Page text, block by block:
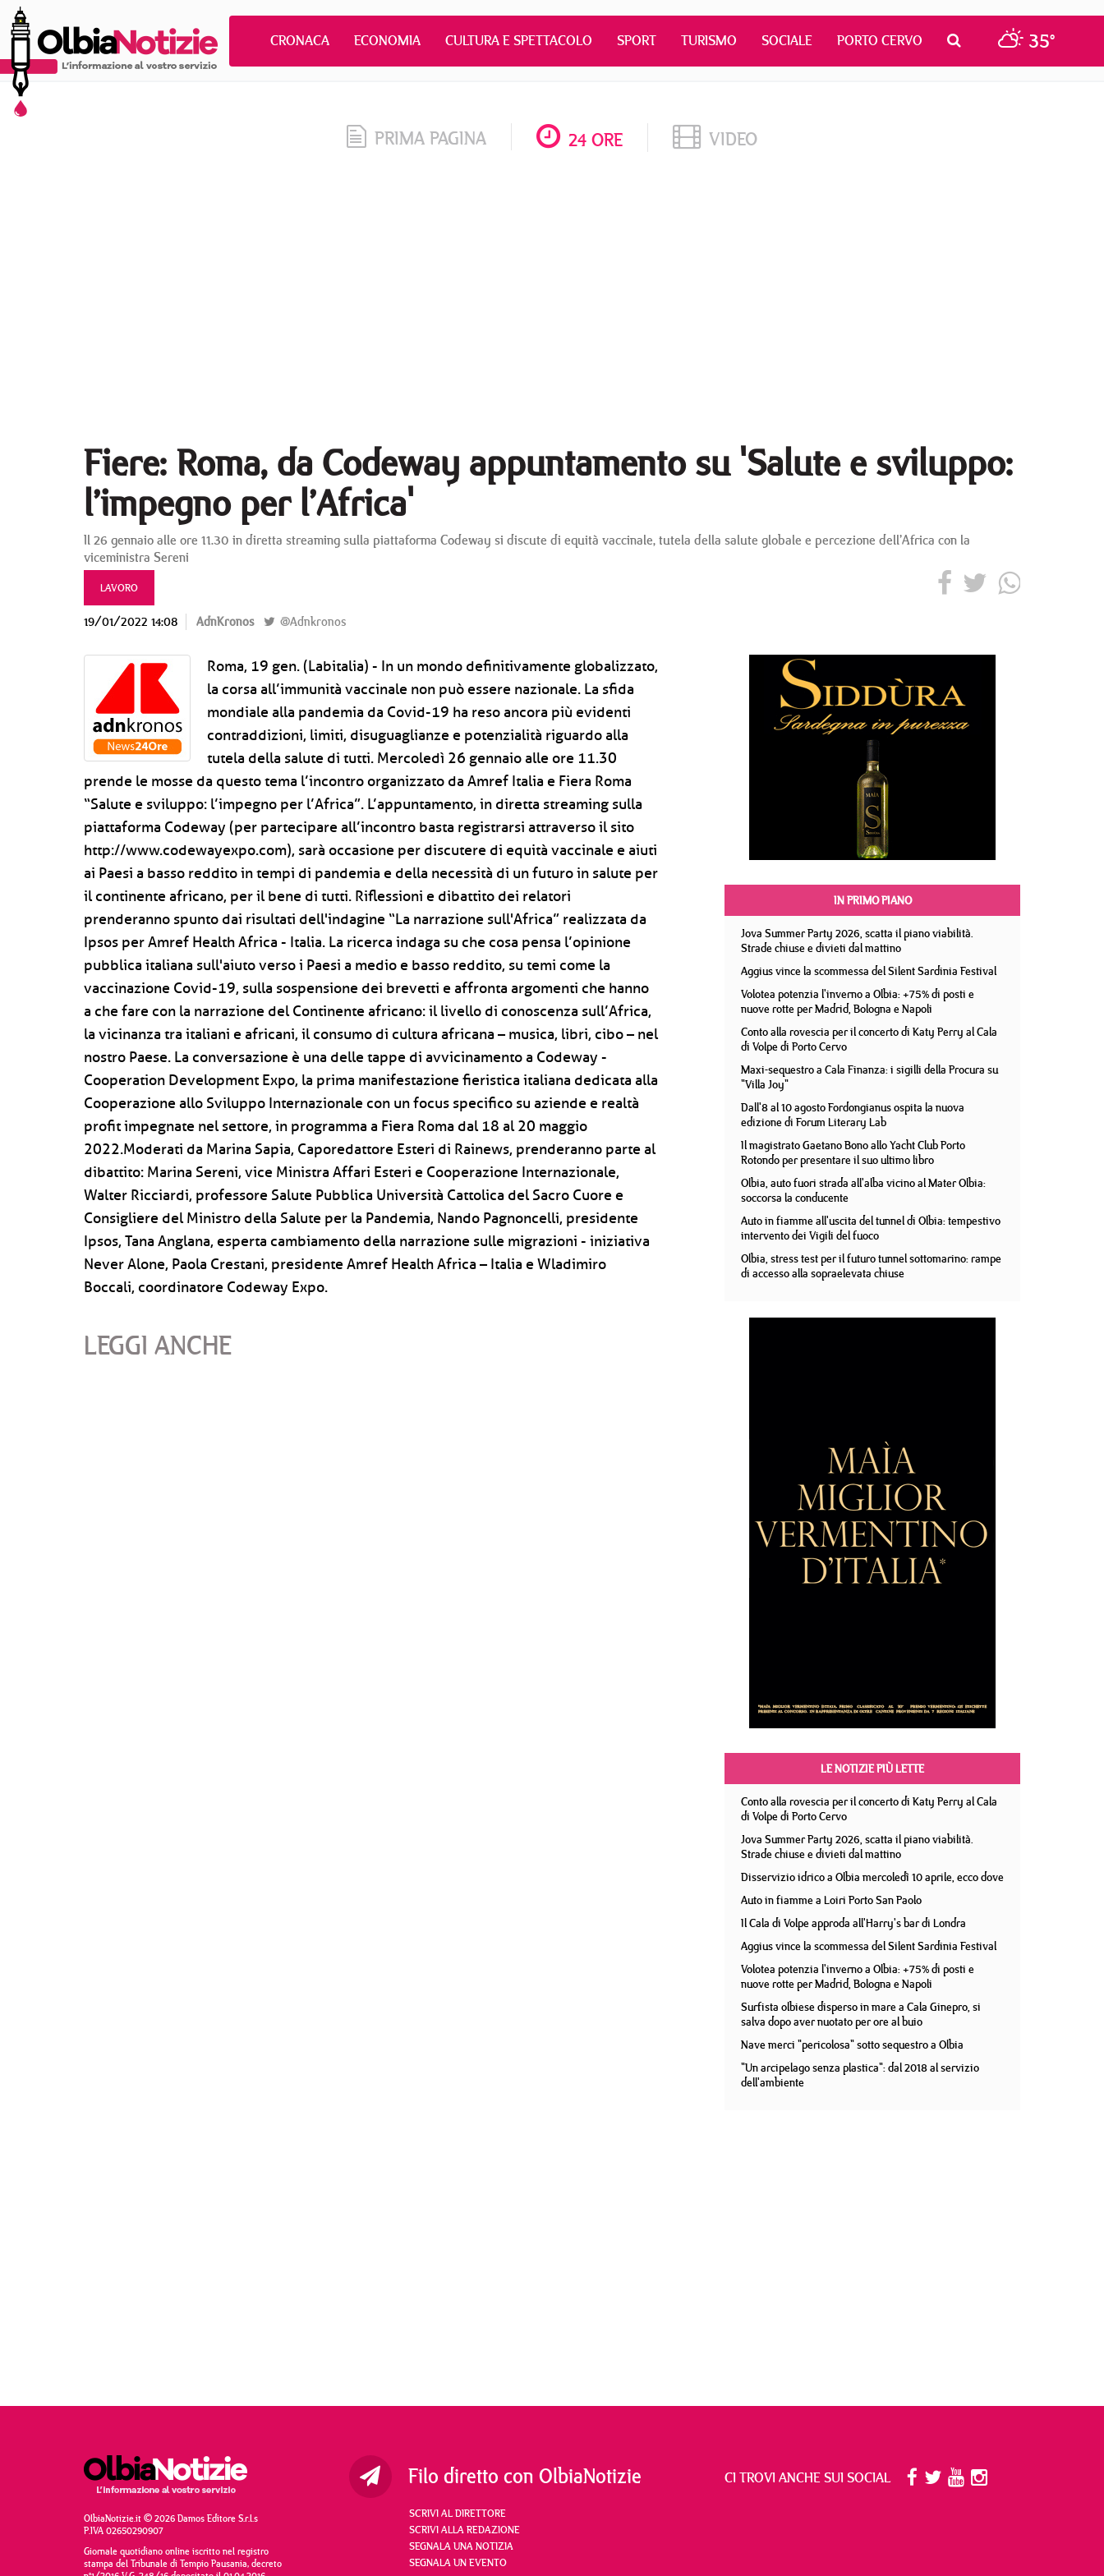
CRONACA ECONOMIA CULTURA E SPETTACOLO SPORT TURISMO SOCIALE PORTO CERVO 35°
PRIMA PAGINA 24 ORE VIDEO
Fiere: Roma, da Codeway appuntamento su 'Salute e sviluppo:
l’impegno per l’Africa'
Il 26 gennaio alle ore 11.30 in diretta streaming sulla piattaforma Codeway si discute di equità vaccinale, tutela della salute globale e percezione dell’Africa con la
viceministra Sereni
LAVORO
19/01/2022 14:08 AdnKronos @Adnkronos
Roma, 19 gen. (Labitalia) - In un mondo definitivamente globalizzato,
la corsa all’immunità vaccinale non può essere nazionale. La sfida
mondiale alla pandemia da Covid-19 ha reso ancora più evidenti
contraddizioni, limiti, disuguaglianze e potenzialità riguardo alla
tutela della salute di tutti. Mercoledì 26 gennaio alle ore 11.30
prende le mosse da questo tema l’incontro organizzato da Amref Italia e Fiera Roma
“Salute e sviluppo: l’impegno per l’Africa”. L’appuntamento, in diretta streaming sulla
piattaforma Codeway (per partecipare all’incontro basta registrarsi attraverso il sito
http://www.codewayexpo.com), sarà occasione per discutere di equità vaccinale e aiuti
ai Paesi a basso reddito in tempi di pandemia e della necessità di un futuro in salute per
il continente africano, per il bene di tutti. Riflessioni e dibattito dei relatori
prenderanno spunto dai risultati dell'indagine “La narrazione sull'Africa” realizzata da
Ipsos per Amref Health Africa - Italia. La ricerca indaga su che cosa pensa l’opinione
pubblica italiana sull'aiuto verso i Paesi a medio e basso reddito, su temi come la
vaccinazione Covid-19, sulla sospensione dei brevetti e affronta argomenti che hanno
a che fare con la narrazione del Continente africano: il livello di conoscenza sull’Africa,
la vicinanza tra italiani e africani, il consumo di cultura africana – musica, libri, cibo – nel
nostro Paese. La conversazione è una delle tappe di avvicinamento a Codeway -
Cooperation Development Expo, la prima manifestazione fieristica italiana dedicata alla
Cooperazione allo Sviluppo Internazionale con un focus specifico su aziende e realtà
profit impegnate nel settore, in programma a Fiera Roma dal 18 al 20 maggio
2022.Moderati da Marina Sapia, Caporedattore Esteri di Rainews, prenderanno parte al
dibattito: Marina Sereni, vice Ministra Affari Esteri e Cooperazione Internazionale,
Walter Ricciardi, professore Salute Pubblica Università Cattolica del Sacro Cuore e
Consigliere del Ministro della Salute per la Pandemia, Nando Pagnoncelli, presidente
Ipsos, Tana Anglana, esperta cambiamento della narrazione sulle migrazioni - iniziativa
Never Alone, Paola Crestani, presidente Amref Health Africa – Italia e Wladimiro
Boccali, coordinatore Codeway Expo.
LEGGI ANCHE
IN PRIMO PIANO
Jova Summer Party 2026, scatta il piano viabilità.
Strade chiuse e divieti dal mattino
Aggius vince la scommessa del Silent Sardinia Festival
Volotea potenzia l'inverno a Olbia: +75% di posti e
nuove rotte per Madrid, Bologna e Napoli
Conto alla rovescia per il concerto di Katy Perry al Cala
di Volpe di Porto Cervo
Maxi-sequestro a Cala Finanza: i sigilli della Procura su
"Villa Joy"
Dall'8 al 10 agosto Fordongianus ospita la nuova
edizione di Forum Literary Lab
Il magistrato Gaetano Bono allo Yacht Club Porto
Rotondo per presentare il suo ultimo libro
Olbia, auto fuori strada all'alba vicino al Mater Olbia:
soccorsa la conducente
Auto in fiamme all'uscita del tunnel di Olbia: tempestivo
intervento dei Vigili del fuoco
Olbia, stress test per il futuro tunnel sottomarino: rampe
di accesso alla sopraelevata chiuse
LE NOTIZIE PIÙ LETTE
Conto alla rovescia per il concerto di Katy Perry al Cala
di Volpe di Porto Cervo
Jova Summer Party 2026, scatta il piano viabilità.
Strade chiuse e divieti dal mattino
Disservizio idrico a Olbia mercoledì 10 aprile, ecco dove
Auto in fiamme a Loiri Porto San Paolo
Il Cala di Volpe approda all'Harry's bar di Londra
Aggius vince la scommessa del Silent Sardinia Festival
Volotea potenzia l'inverno a Olbia: +75% di posti e
nuove rotte per Madrid, Bologna e Napoli
Surfista olbiese disperso in mare a Cala Ginepro, si
salva dopo aver nuotato per ore al buio
Nave merci "pericolosa" sotto sequestro a Olbia
"Un arcipelago senza plastica": dal 2018 al servizio
dell'ambiente
OlbiaNotizie.it © 2026 Damos Editore S.r.l.s
P.IVA 02650290907
Giornale quotidiano online iscritto nel registro
stampa del Tribunale di Tempio Pausania, decreto
Filo diretto con OlbiaNotizie
SCRIVI AL DIRETTORE
SCRIVI ALLA REDAZIONE
SEGNALA UNA NOTIZIA
SEGNALA UN EVENTO
CI TROVI ANCHE SUI SOCIAL